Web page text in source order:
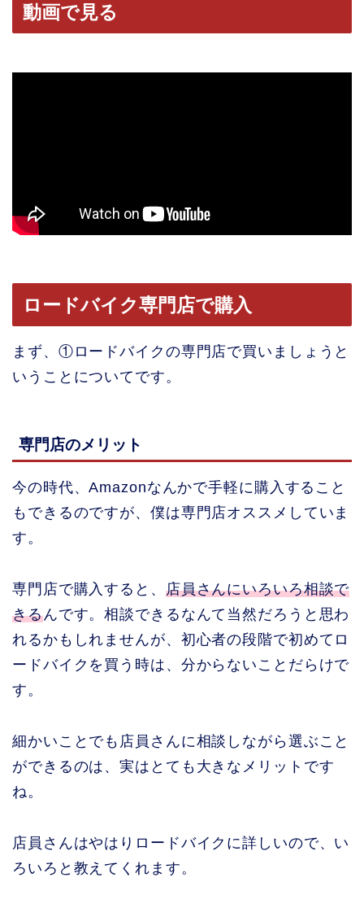
動画で見る
ロードバイク専門店で購入
まず、①ロードバイクの専門店で買いましょうと
いうことについてです。
専門店のメリット
今の時代、Amazonなんかで手軽に購入すること
もできるのですが、僕は専門店オススメしていま
す。
専門店で購入すると、 店員さんにいろいろ相談で
きるんです。相談できるなんて当然だろうと思わ
れるかもしれませんが、初心者の段階で初めてロ
ードバイクを買う時は、分からないことだらけで
す。
細かいことでも店員さんに相談しながら選ぶこと
ができるのは、実はとても大きなメリットです
ね。
店員さんはやはりロードバイクに詳しいので、い
ろいろと教えてくれます。